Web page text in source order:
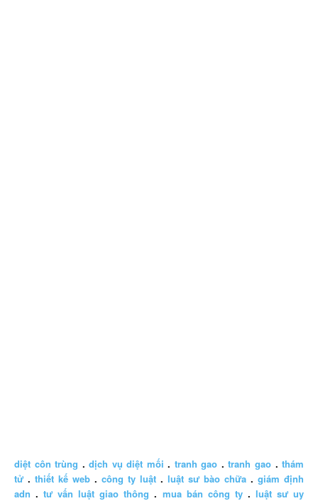
diệt côn trùng .dịch vụ diệt mối . tranh gao .tranh gao .thám
tử . thiết kế web . công ty luật . luật sư bào chữa . giám định
adn .tư vấn luật giao thông . mua bán công ty. luật sư uy